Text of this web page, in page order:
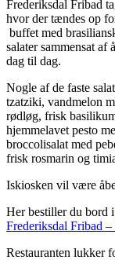
Frederiksdal Fribad
hvor der tændes op
buffet med
salater sammensat af
dag til dag.
Nogle af de faste
tzatziki, vandmelon
rødløg, frisk
hjemmelavet pesto
broccolisalat med
frisk rosmarin og
Iskiosken vil være
Her bestiller du bord i
Frederiksdal Fribad
Restauranten lukker